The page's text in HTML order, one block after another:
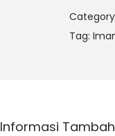
Tag:
Informasi